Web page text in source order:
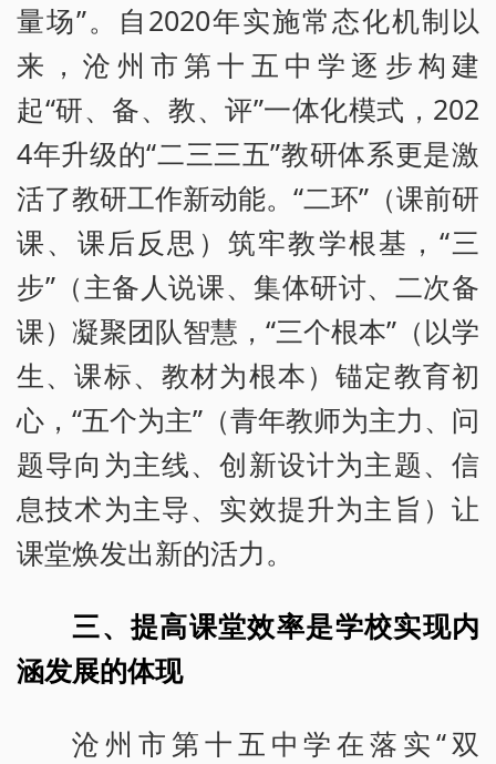
量场”。自2020年实施常态化机制以
来，沧州市第十五中学逐步构建
起“研、备、教、评”一体化模式，202
4年升级的“二三三五”教研体系更是激
活了教研工作新动能。“二环”（课前研
课、课后反思）筑牢教学根基，“三
步”（主备人说课、集体研讨、二次备
课）凝聚团队智慧，“三个根本”（以学
生、课标、教材为根本）锚定教育初
心，“五个为主”（青年教师为主力、问
题导向为主线、创新设计为主题、信
息技术为主导、实效提升为主旨）让
课堂焕发出新的活力。
三、提高课堂效率是学校实现内
涵发展的体现
沧州市第十五中学在落实“双